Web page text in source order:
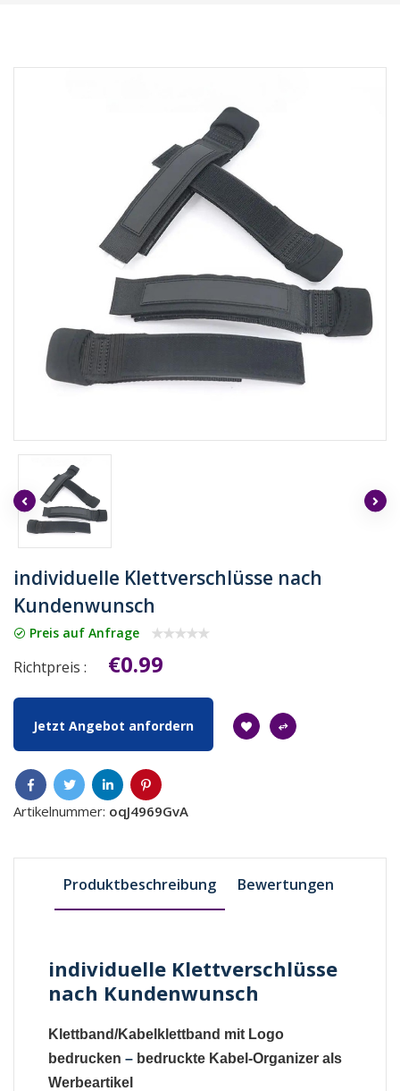
individuelle Klettverschlüsse nach
Kundenwunsch
Preis auf Anfrage
Richtpreis : €0.99
Jetzt Angebot anfordern
Artikelnummer: oqJ4969GvA
Produktbeschreibung Bewertungen
individuelle Klettverschlüsse
nach Kundenwunsch
Klettband/Kabelklettband mit Logo
bedrucken – bedruckte Kabel-Organizer als
Werbeartikel